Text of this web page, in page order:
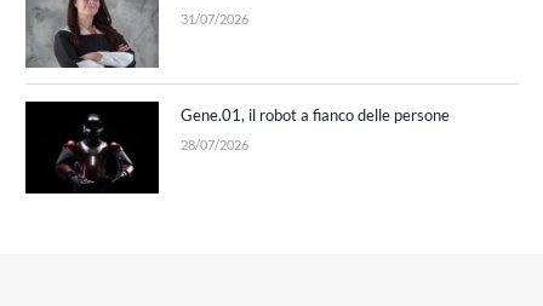
31/07/2026
Gene.01, il robot a fianco delle persone
28/07/2026